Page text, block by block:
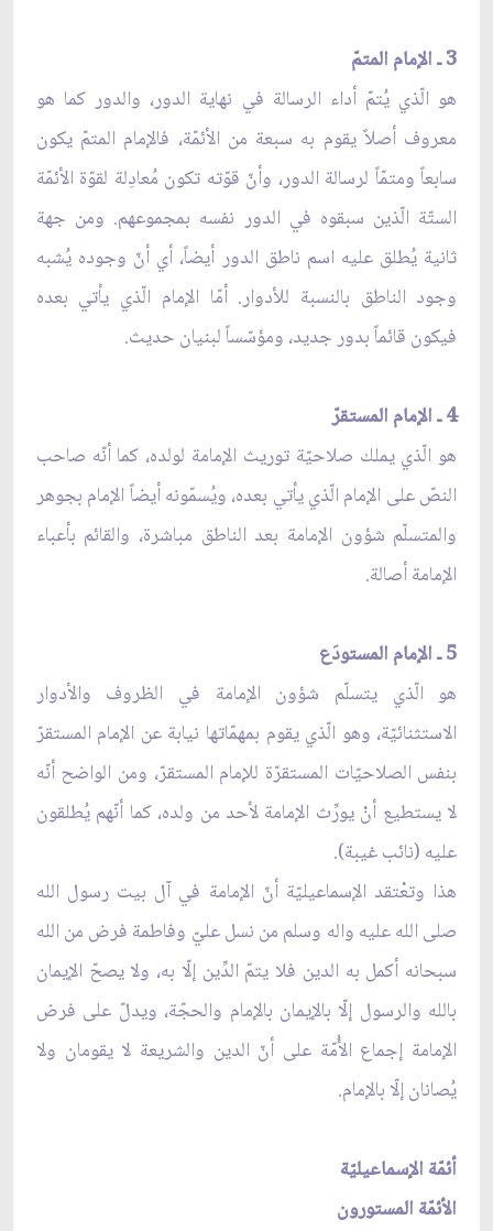
3 ـ الإمام المتمّ
هو الّذي يُتمّ أداء الرسالة في نهاية الدور، والدور كما هو
معروف أصلاً يقوم به سبعة من الأئمّة، فالإمام المتمّ يكون
سابعاً ومتمّاً لرسالة الدور، وأنّ قوّته تكون مُعادِلة لقوّة الأئمّة
الستّة الّذين سبقوه في الدور نفسه بمجموعهم. ومن جهة
ثانية يُطلق عليه اسم ناطق الدور أيضاً، أي أنّ وجوده يُشبه
وجود الناطق بالنسبة للأدوار. أمّا الإمام الّذي يأتي بعده
فيكون قائماً بدور جديد، ومؤسّساً لبنيان حديث.
4 ـ الإمام المستقرّ
هو الّذي يملك صلاحيّة توريث الإمامة لولده، كما أنّه صاحب
النصّ على الإمام الّذي يأتي بعده، ويُسمّونه أيضاً الإمام بجوهر
والمتسلّم شؤون الإمامة بعد الناطق مباشرة، والقائم بأعباء
الإمامة أصالة.
5 ـ الإمام المستودَع
هو الّذي يتسلّم شؤون الإمامة في الظروف والأدوار
الاستثنائيّة، وهو الّذي يقوم بمهمّاتها نيابة عن الإمام المستقرّ
بنفس الصلاحيّات المستقرّة للإمام المستقرّ، ومن الواضح أنّه
لا يستطيع أنْ يورِّث الإمامة لأحد من ولده، كما أنّهم يُطلقون
عليه (نائب غيبة).
هذا وتعْتقد الإسماعيليّة أنّ الإمامة في آل بيت رسول الله
صلى الله عليه واله وسلم من نسل عليّ وفاطمة فرض من الله
سبحانه أكمل به الدين فلا يتمّ الدِّين إلّا به، ولا يصحّ الإيمان
بالله والرسول إلّا بالإيمان بالإمام والحجّة، ويدلّ على فرض
الإمامة إجماع الأُمّة على أنّ الدين والشريعة لا يقومان ولا
يُصانان إلّا بالإمام.
أئمّة الإسماعيليّة
الأئمّة المستورون